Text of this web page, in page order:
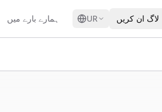
ہمارے بارے میں UR لاگ ان کریں